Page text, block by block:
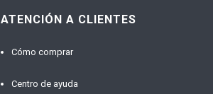
ATENCIÓN A CLIENTES
Cómo comprar
Centro de ayuda